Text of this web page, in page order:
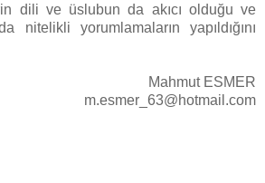
dili ve üslubun da akıcı olduğu ve
nitelikli yorumlamaların yapıldığını
Mahmut ESMER
m.esmer_63@hotmail.com